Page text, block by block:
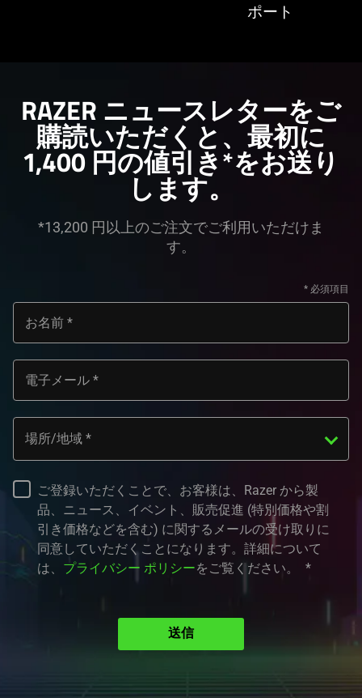
ポート
RAZER ニュースレターをご
購読いただくと、最初に
1,400 円の値引き*をお送り
し ます。
*13,200 円以上のご注文でご利用いただけま
す。
お名前
電子メール
場所/地域
ご登録いただくことで、お客様は、Razer から製
品、ニュース、イベント、販売促進 (特別価格や割
引き価格などを含む) に関するメールの受け取りに
同意していただくことになります。詳細について
は、 プライバシー ポリシーをご覧ください。
送信